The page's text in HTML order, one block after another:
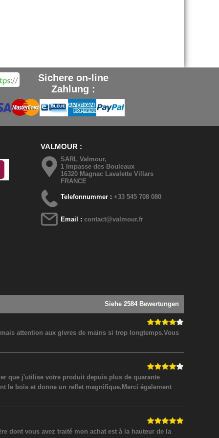
Sichere on-line
Zahlung :
VALMOUR
SARL Valmour,
1 Impasse des Bouleaux
16320 Magnac Lavalette Villars
FRANCE
Telefonnummer :+33 545 708 080
Email :contact@valmour.fr
Siehe 2584 Bewertungen
attention aux givres de mains si trop longtemps.Vous
que j'utilise votre produit depuis plus de quarante
le bois et donne un reflet magnifique.Merci également
dont vous avez traité mon achat est à la hauteur de la